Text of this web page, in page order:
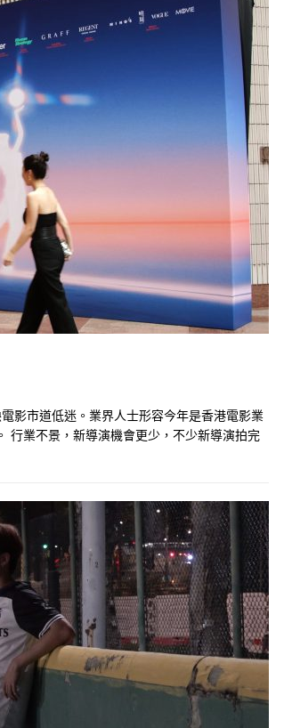
影市道低迷。業界人士形容今年是香港電影業
行業不景，新導演機會更少，不少新導演拍完